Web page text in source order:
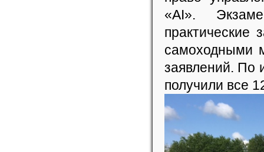
«АI».
практические
самоходными
заявлений. По
получили все